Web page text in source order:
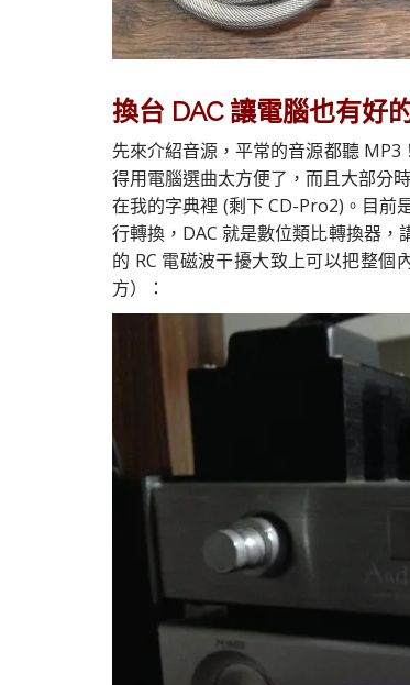
換台 DAC 讓電腦也有好
先來介紹音源，平常的音源都聽 MP3
得用電腦選曲太方便了，而且大部分
在我的字典裡 (剩下 CD-Pro2)。目前
行轉換，DAC 就是數位類比轉換器，
的 RC 電磁波干擾大致上可以把整個
方）：